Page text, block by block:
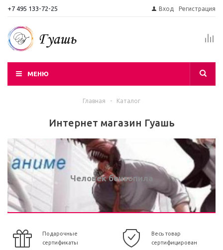
+7 495 133-72-25 Вход Регистрация
МЕНЮ
Главная - Каталог
Интернет магазин Гуашь
Человек бензопила
Подарочные
сертификаты
Весь товар
сертифицирован